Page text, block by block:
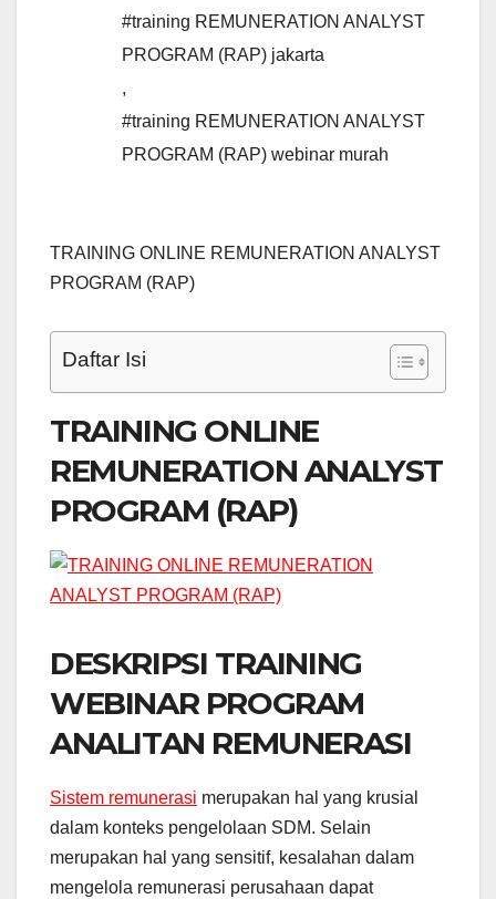
#training REMUNERATION ANALYST
PROGRAM (RAP) jakarta
,
#training REMUNERATION ANALYST
PROGRAM (RAP) webinar murah
TRAINING ONLINE REMUNERATION ANALYST
PROGRAM (RAP)
Daftar Isi
TRAINING ONLINE
REMUNERATION ANALYST
PROGRAM (RAP)
DESKRIPSI TRAINING
WEBINAR PROGRAM
ANALITAN REMUNERASI
Sistem remunerasi merupakan hal yang krusial
dalam konteks pengelolaan SDM. Selain
merupakan hal yang sensitif, kesalahan dalam
mengelola remunerasi perusahaan dapat